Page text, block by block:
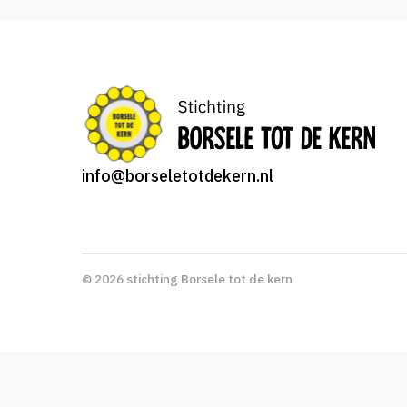
info@borseletotdekern.nl
© 2026 stichting Borsele tot de kern